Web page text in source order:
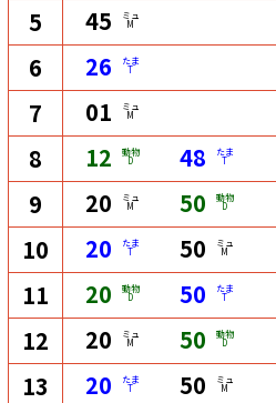
5 45 ミュ
M
6 26 たま
T
7 01 ミュ
M
8 12 動物
D 48 たま
T
9 20 ミュ
M 50 動物
D
10 20 たま
T 50 ミュ
M
11 20 動物
D 50 たま
T
12 20 ミュ
M 50 動物
D
13 20 たま
T 50 ミュ
M